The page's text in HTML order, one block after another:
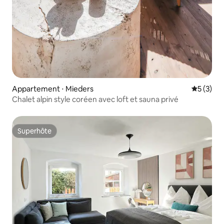
Appartement ⋅ Mieders
5 (3)
Chalet alpin style coréen avec loft et sauna privé
Superhôte
Superhôte